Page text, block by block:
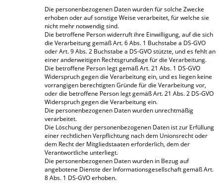
Die personenbezogenen Daten wurden für solche Zwecke
erhoben oder auf sonstige Weise verarbeitet, für welche sie
nicht mehr notwendig sind.
Die betroffene Person widerruft ihre Einwilligung, auf die sich
die Verarbeitung gemäß Art. 6 Abs. 1 Buchstabe a DS-GVO
oder Art. 9 Abs. 2 Buchstabe a DS-GVO stützte, und es fehlt an
einer anderweitigen Rechtsgrundlage für die Verarbeitung.
Die betroffene Person legt gemäß Art. 21 Abs. 1 DS-GVO
Widerspruch gegen die Verarbeitung ein, und es liegen keine
vorrangigen berechtigten Gründe für die Verarbeitung vor,
oder die betroffene Person legt gemäß Art. 21 Abs. 2 DS-GVO
Widerspruch gegen die Verarbeitung ein.
Die personenbezogenen Daten wurden unrechtmäßig
verarbeitet.
Die Löschung der personenbezogenen Daten ist zur Erfüllung
einer rechtlichen Verpflichtung nach dem Unionsrecht oder
dem Recht der Mitgliedstaaten erforderlich, dem der
Verantwortliche unterliegt.
Die personenbezogenen Daten wurden in Bezug auf
angebotene Dienste der Informationsgesellschaft gemäß Art.
8 Abs. 1 DS-GVO erhoben.